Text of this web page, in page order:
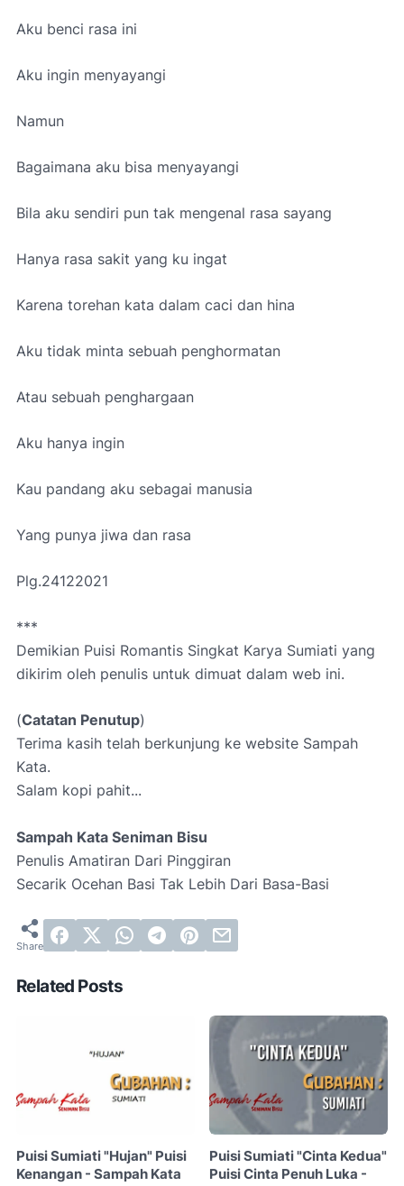
Aku benci rasa ini
Aku ingin menyayangi
Namun
Bagaimana aku bisa menyayangi
Bila aku sendiri pun tak mengenal rasa sayang
Hanya rasa sakit yang ku ingat
Karena torehan kata dalam caci dan hina
Aku tidak minta sebuah penghormatan
Atau sebuah penghargaan
Aku hanya ingin
Kau pandang aku sebagai manusia
Yang punya jiwa dan rasa
Plg.24122021
***
Demikian Puisi Romantis Singkat Karya Sumiati yang
dikirim oleh penulis untuk dimuat dalam web ini.
(Catatan Penutup)
Terima kasih telah berkunjung ke website Sampah
Kata.
Salam kopi pahit...
Sampah Kata Seniman Bisu
Penulis Amatiran Dari Pinggiran
Secarik Ocehan Basi Tak Lebih Dari Basa-Basi
Related Posts
Puisi Sumiati "Hujan" Puisi
Kenangan - Sampah Kata
Puisi Sumiati "Cinta Kedua"
Puisi Cinta Penuh Luka -